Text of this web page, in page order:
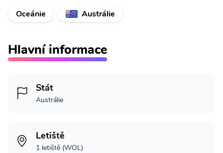
Oceánie
Austrálie
Hlavní informace
Stát
Austrálie
Letiště
1 letiště (WOL)